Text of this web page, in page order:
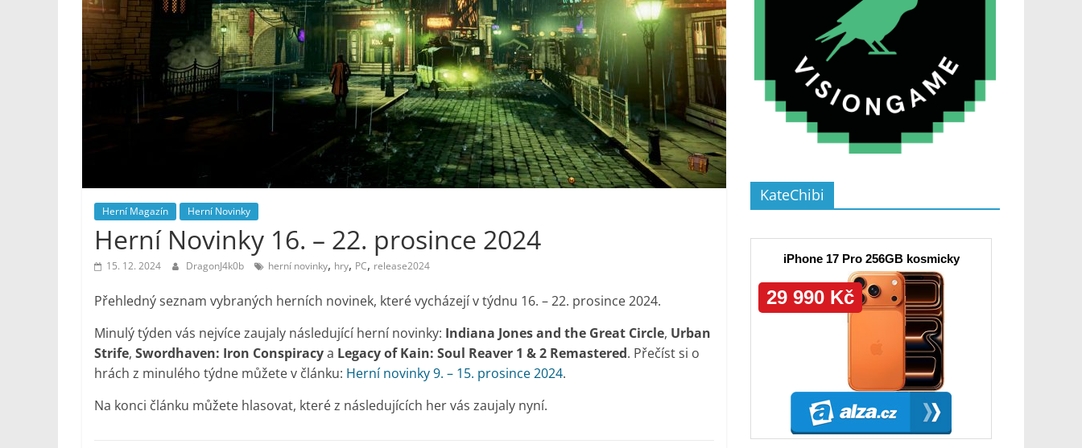
Herní Magazín Herní Novinky
Herní Novinky 16. – 22. prosince 2024
15. 12. 2024 DragonJ4k0b herní novinky, hry, PC, release2024
Přehledný seznam vybraných herních novinek, které vycházejí v týdnu 16. – 22. prosince 2024.
Minulý týden vás nejvíce zaujaly následující herní novinky: Indiana Jones and the Great Circle, Urban
Strife, Swordhaven: Iron Conspiracya Legacy of Kain: Soul Reaver 1 & 2 Remastered. Přečíst si o
hrách z minulého týdne můžete v článku: Herní novinky 9. – 15. prosince 2024.
Na konci článku můžete hlasovat, které z následujících her vás zaujaly nyní.
KateChibi